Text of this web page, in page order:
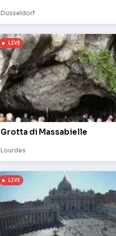
Düsseldorf
Grotta di Massabielle
Lourdes